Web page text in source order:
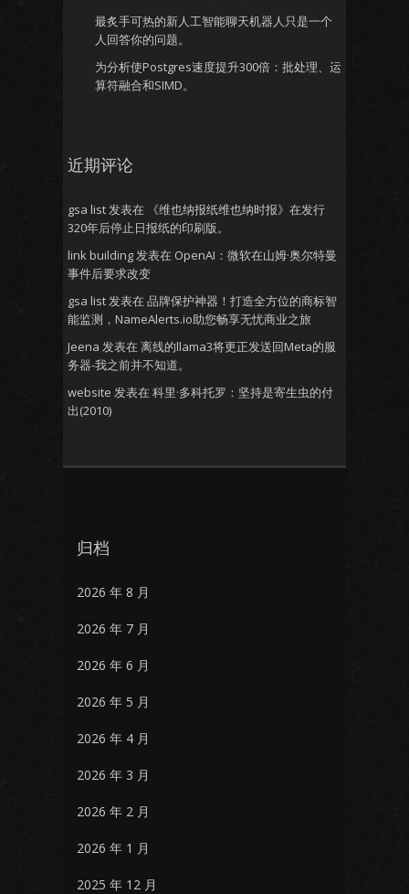
最炙手可热的新人工智能聊天机器人只是一个
人回答你的问题。
为分析使Postgres速度提升300倍：批处理、运
算符融合和SIMD。
近期评论
gsa list发表在
《维也纳报纸维也纳时报》在发行
320年后停止日报纸的印刷版。
link building发表在 OpenAI：微软在山姆·奥尔特曼
事件后要求改变
gsa list发表在 品牌保护神器！打造全方位的商标智
能监测，NameAlerts.io助您畅享无忧商业之旅
Jeena 发表在 离线的llama3将更正发送回Meta的服
务器-我之前并不知道。
website 发表在 科里·多科托罗：坚持是寄生虫的付
出(2010)
归档
2026 年 8 月
2026 年 7 月
2026 年 6 月
2026 年 5 月
2026 年 4 月
2026 年 3 月
2026 年 2 月
2026 年 1 月
2025 年 12 月